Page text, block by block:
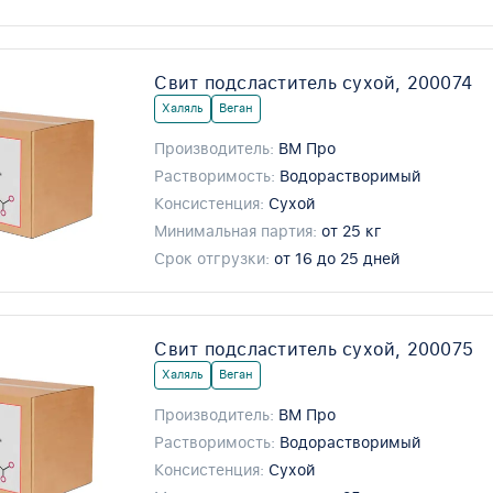
Свит подсластитель сухой, 200074
Халяль Веган
Производитель: ВМ Про
Растворимость: Водорастворимый
Консистенция: Сухой
Минимальная партия: от 25 кг
Срок отгрузки: от 16 до 25 дней
Свит подсластитель сухой, 200075
Халяль Веган
Производитель: ВМ Про
Растворимость: Водорастворимый
Консистенция: Сухой